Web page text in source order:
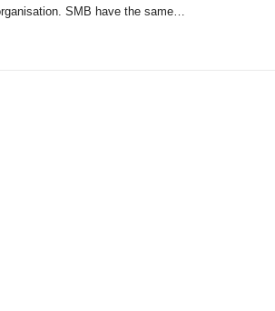
SMB have the same…